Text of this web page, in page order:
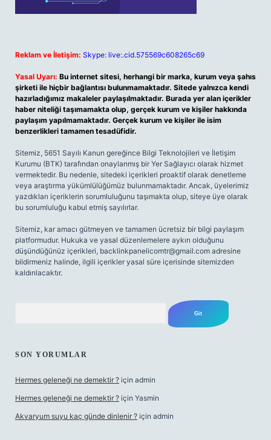
Reklam ve İletişim: Skype: live:.cid.575569c608265c69
Yasal Uyarı: Bu internet sitesi, herhangi bir marka, kurum veya şahıs
şirketi ile hiçbir bağlantısı bulunmamaktadır. Sitede yalnızca kendi
hazırladığımız makaleler paylaşılmaktadır. Burada yer alan içerikler
haber niteliği taşımamakta olup, gerçek kurum ve kişiler hakkında
paylaşım yapılmamaktadır. Gerçek kurum ve kişiler ile isim
benzerlikleri tamamen tesadüfidir.
Sitemiz, 5651 Sayılı Kanun gereğince Bilgi Teknolojileri ve İletişim
Kurumu (BTK) tarafından onaylanmış bir Yer Sağlayıcı olarak hizmet
vermektedir. Bu nedenle, sitedeki içerikleri proaktif olarak denetleme
veya araştırma yükümlülüğümüz bulunmamaktadır. Ancak, üyelerimiz
yazdıkları içeriklerin sorumluluğunu taşımakta olup, siteye üye olarak
bu sorumluluğu kabul etmiş sayılırlar.
Sitemiz, kar amacı gütmeyen ve tamamen ücretsiz bir bilgi paylaşım
platformudur. Hukuka ve yasal düzenlemelere aykırı olduğunu
düşündüğünüz içerikleri, backlinkpanelicomtr@gmail.com adresine
bildirmeniz halinde, ilgili içerikler yasal süre içerisinde sitemizden
kaldırılacaktır.
SON YORUMLAR
Hermes geleneği ne demektir ? için admin
Hermes geleneği ne demektir ? için Yasmin
Akvaryum suyu kaç günde dinlenir ? için admin